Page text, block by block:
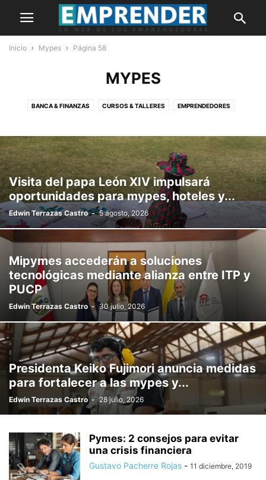
Inicio Mypes Página 58
MYPES
BANCA & FINANZAS CURSOS & TALLERES EMPRENDEDORES
NOTICIAS OPINIÓN PORTADA
Visita del papa León XIV impulsará
oportunidades para mypes, hoteles y...
Edwin Terrazas Castro - 5 agosto, 2026
Mipymes accederán a soluciones
tecnológicas mediante alianza entre ITP y
PUCP
Edwin Terrazas Castro - 30 julio, 2026
Presidenta Keiko Fujimori anuncia medidas
para fortalecer a las mypes y...
Edwin Terrazas Castro - 28 julio, 2026
Pymes: 2 consejos para evitar
una crisis financiera
Gustavo Pacherre Rojas - 11 diciembre, 2019